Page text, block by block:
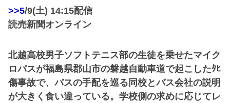
>>5/9(土) 14:15配信
読売新聞オンライン
北越高校男子ソフトテニス部の生徒を乗せたマイク
ロバスが福島県郡山市の磐越自動車道で起こしたﾀﾋ
傷事故で、バスの手配を巡る同校とバス会社の説明
が大きく食い違っている。学校側の求めに応じてレ